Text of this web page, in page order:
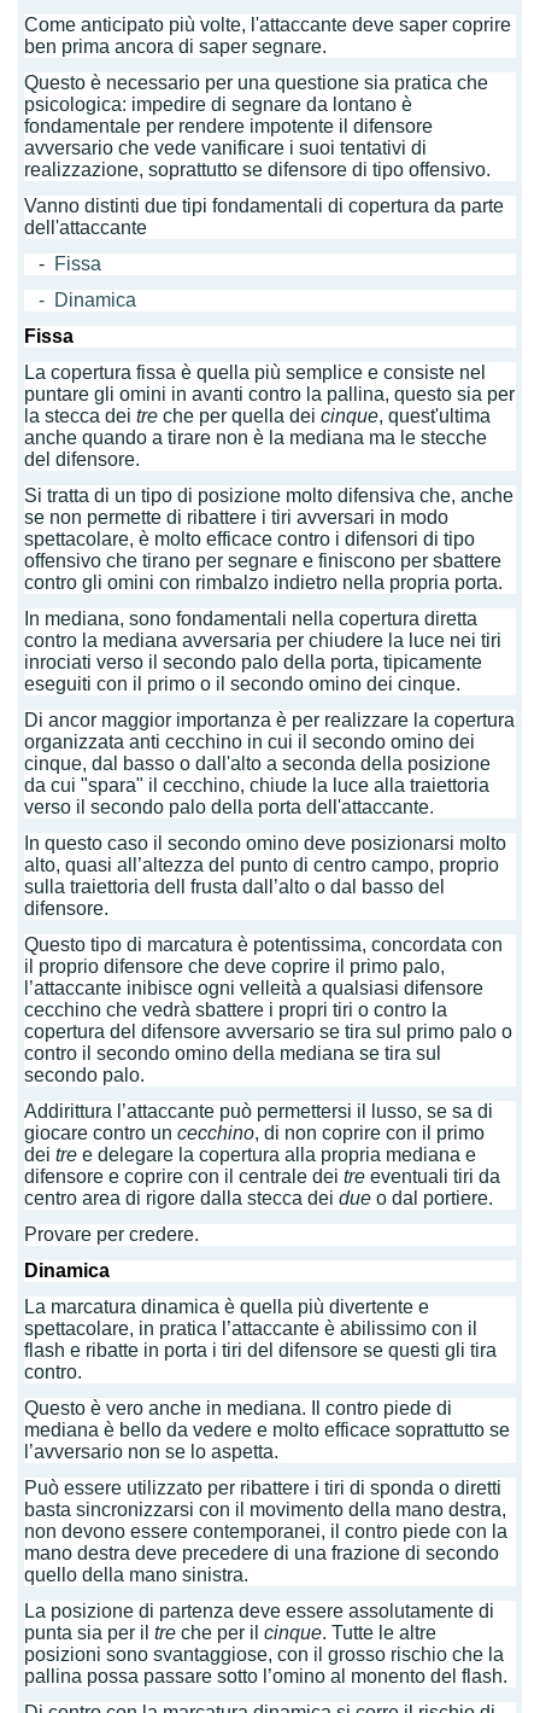
Come anticipato più volte, l'attaccante deve saper coprire
ben prima ancora di saper segnare.
Questo è necessario per una questione sia pratica che
psicologica: impedire di segnare da lontano è
fondamentale per rendere impotente il difensore
avversario che vede vanificare i suoi tentativi di
realizzazione, soprattutto se difensore di tipo offensivo.
Vanno distinti due tipi fondamentali di copertura da parte
dell'attaccante
- Fissa
- Dinamica
Fissa
La copertura fissa è quella più semplice e consiste nel
puntare gli omini in avanti contro la pallina, questo sia per
la stecca deitre che per quella deicinque, quest'ultima
anche quando a tirare non è la mediana ma le stecche
del difensore.
Si tratta di un tipo di posizione molto difensiva che, anche
se non permette di ribattere i tiri avversari in modo
spettacolare, è molto efficace contro i difensori di tipo
offensivo che tirano per segnare e finiscono per sbattere
contro gli omini con rimbalzo indietro nella propria porta.
In mediana, sono fondamentali nella copertura diretta
contro la mediana avversaria per chiudere la luce nei tiri
inrociati verso il secondo palo della porta, tipicamente
eseguiti con il primo o il secondo omino dei cinque.
Di ancor maggior importanza è per realizzare la copertura
organizzata anti cecchino in cui il secondo omino dei
cinque, dal basso o dall'alto a seconda della posizione
da cui "spara" il cecchino, chiude la luce alla traiettoria
verso il secondo palo della porta dell'attaccante.
In questo caso il secondo omino deve posizionarsi molto
alto, quasi all’altezza del punto di centro campo, proprio
sulla traiettoria dell frusta dall’alto o dal basso del
difensore.
Questo tipo di marcatura è potentissima, concordata con
il proprio difensore che deve coprire il primo palo,
l’attaccante inibisce ogni velleità a qualsiasi difensore
cecchino che vedrà sbattere i propri tiri o contro la
copertura del difensore avversario se tira sul primo palo o
contro il secondo omino della mediana se tira sul
secondo palo.
Addirittura l’attaccante può permettersi il lusso, se sa di
giocare contro uncecchino, di non coprire con il primo
deitre e delegare la copertura alla propria mediana e
difensore e coprire con il centrale deitreeventuali tiri da
centro area di rigore dalla stecca deidue o dal portiere.
Provare per credere.
Dinamica
La marcatura dinamica è quella più divertente e
spettacolare, in pratica l’attaccante è abilissimo con il
flash e ribatte in porta i tiri del difensore se questi gli tira
contro.
Questo è vero anche in mediana. Il contro piede di
mediana è bello da vedere e molto efficace soprattutto se
l’avversario non se lo aspetta.
Può essere utilizzato per ribattere i tiri di sponda o diretti
basta sincronizzarsi con il movimento della mano destra,
non devono essere contemporanei, il contro piede con la
mano destra deve precedere di una frazione di secondo
quello della mano sinistra.
La posizione di partenza deve essere assolutamente di
punta sia per iltre che per ilcinque. Tutte le altre
posizioni sono svantaggiose, con il grosso rischio che la
pallina possa passare sotto l’omino al monento del flash.